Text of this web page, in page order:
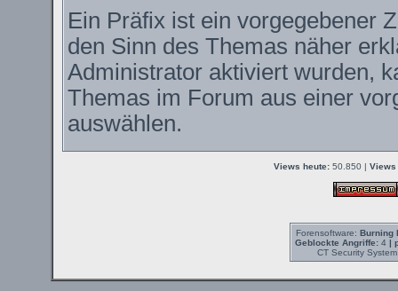
Ein Präfix ist ein vorgegebener
den Sinn des Themas näher
Administrator aktiviert wurden,
Themas im Forum aus einer
auswählen.
Views heute:50.850 | Views
Forensoftware: Burning
Geblockte Angriffe:4 |
CT Security